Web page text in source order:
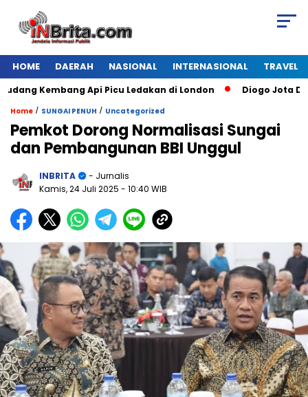
HOME DAERAH NASIONAL INTERNASIONAL TRAVEL
Kembang Api Picu Ledakan di London Diogo Jota Dies
Home / SUNGAI PENUH / Uncategorized
Pemkot Dorong Normalisasi Sungai
dan Pembangunan BBI Unggul
INBRITA
- Jurnalis
Kamis, 24 Juli 2025 - 10:40 WIB